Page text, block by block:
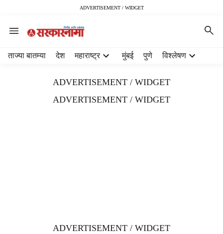
ADVERTISEMENT / WIDGET
ताज्या बातम्या देश महाराष्ट्र मुंबई पुणे विश्लेषण
ADVERTISEMENT / WIDGET
ADVERTISEMENT / WIDGET
ADVERTISEMENT / WIDGET